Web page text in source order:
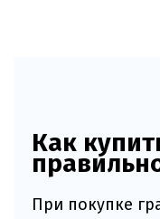
Как
При покупке